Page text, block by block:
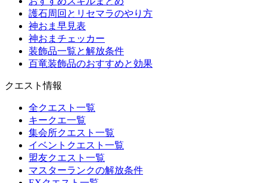
護石周回とリセマラのやり方
神おま早見表
神おまチェッカー
装飾品一覧と解放条件
百竜装飾品のおすすめと効果
クエスト情報
全クエスト一覧
キークエ一覧
集会所クエスト一覧
イベントクエスト一覧
盟友クエスト一覧
マスターランクの解放条件